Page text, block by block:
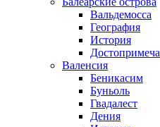
Вальдемосса
География
История
Валенсия
Беникасим
Буньоль
Гвадалест
Дения